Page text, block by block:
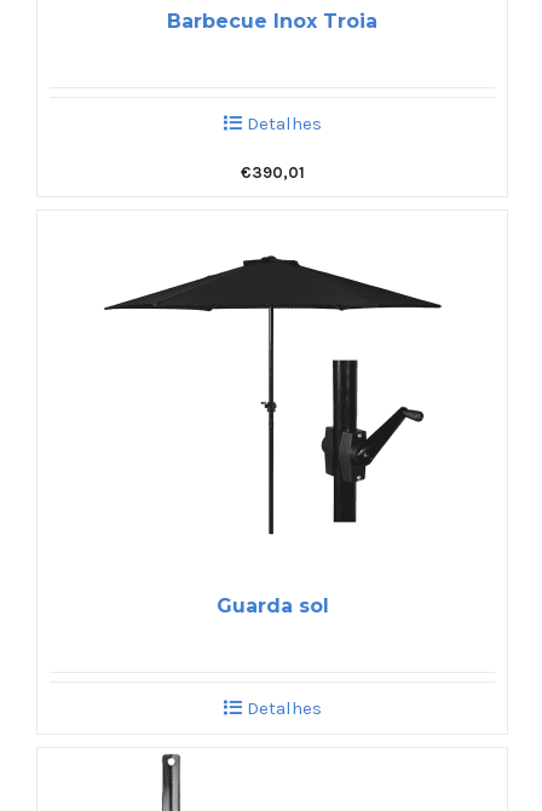
Barbecue Inox Troia
Detalhes
€390,01
Guarda sol
Detalhes